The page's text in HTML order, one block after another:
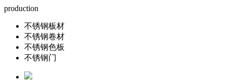
production
不锈钢板材
不锈钢卷材
不锈钢色板
不锈钢门